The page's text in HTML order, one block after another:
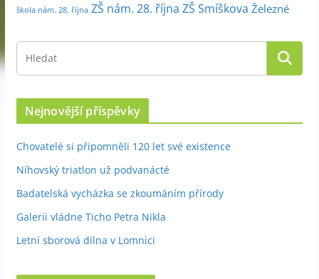
škola nám. 28. října ZŠ nám. 28. října ZŠ Smíškova Železné
Nejnovější příspěvky
Chovatelé si připomněli 120 let své existence
Níhovský triatlon už podvanácté
Badatelská vycházka se zkoumáním přírody
Galerii vládne Ticho Petra Nikla
Letní sborová dílna v Lomnici